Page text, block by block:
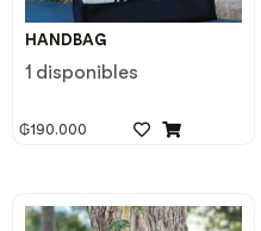
HANDBAG
1 disponibles
₲190.000